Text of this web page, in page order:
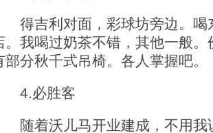
吉利对面，彩球坊旁边。喝
。我喝过奶茶不错，其他一般
部分秋千式吊椅。各人掌握吧。
必胜客
着沃儿马开业建成，不用我